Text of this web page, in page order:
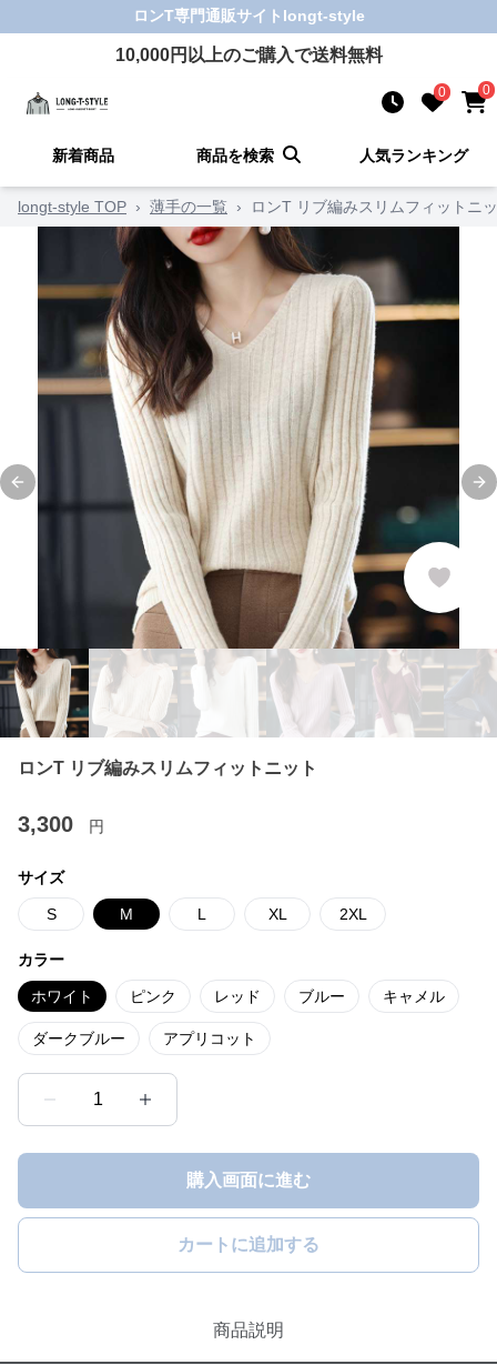
ロンT専門通販サイト longt-style
10,000円以上のご購入で送料無料
0 0
新着商品 商品を検索 人気ランキング
longt-style TOP › 薄手の一覧 › ロンT リブ編みスリムフィットニ
Previous slide
ロンT リブ編みスリムフィットニット
3,300 円
サイズ
S M L XL 2XL
カラー
ホワイト ピンク レッド ブルー キャメル
ダークブルー アプリコット
1
購入画面に進む
カートに追加する
商品説明